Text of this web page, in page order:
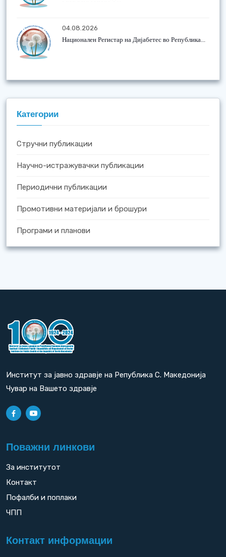
04.08.2026
Национален Регистар на Дијабетес во Република...
Категории
Стручни публикации
Научно-истражувачки публикации
Периодични публикации
Промотивни материјали и брошури
Програми и планови
Институт за јавно здравје на Република С. Македонија
Чувар на Вашето здравје
Поважни линкови
За институтот
Контакт
Пофалби и поплаки
ЧПП
Контакт информации